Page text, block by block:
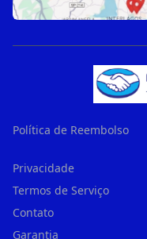
Política de Reembolso
Privacidade
Termos de Serviço
Contato
Garantia